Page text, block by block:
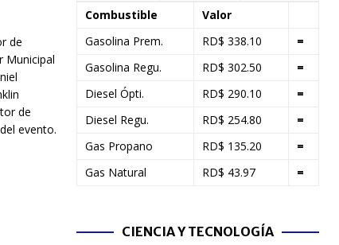
de
Municipal
de
evento.
Combustible
Valor
Gasolina Prem.
RD$ 338.10
=
Gasolina Regu.
RD$ 302.50
=
Diesel Ópti.
RD$ 290.10
=
Diesel Regu.
RD$ 254.80
=
Gas Propano
RD$ 135.20
=
Gas Natural
RD$ 43.97 =
CIENCIA Y TECNOLOGÍA